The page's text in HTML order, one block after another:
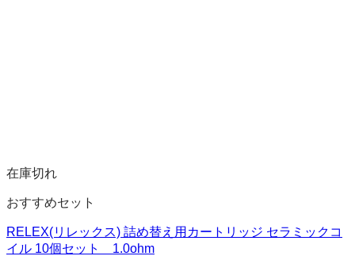
在庫切れ
おすすめセット
RELEX(リレックス) 詰め替え用カートリッジ セラミックコ
イル 10個セット 1.0ohm